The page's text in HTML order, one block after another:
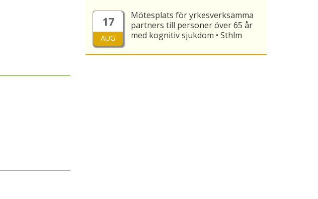
17
AUG
Mötesplats för yrkesverksamma
partners till personer över 65 år
med kognitiv sjukdom • Sthlm